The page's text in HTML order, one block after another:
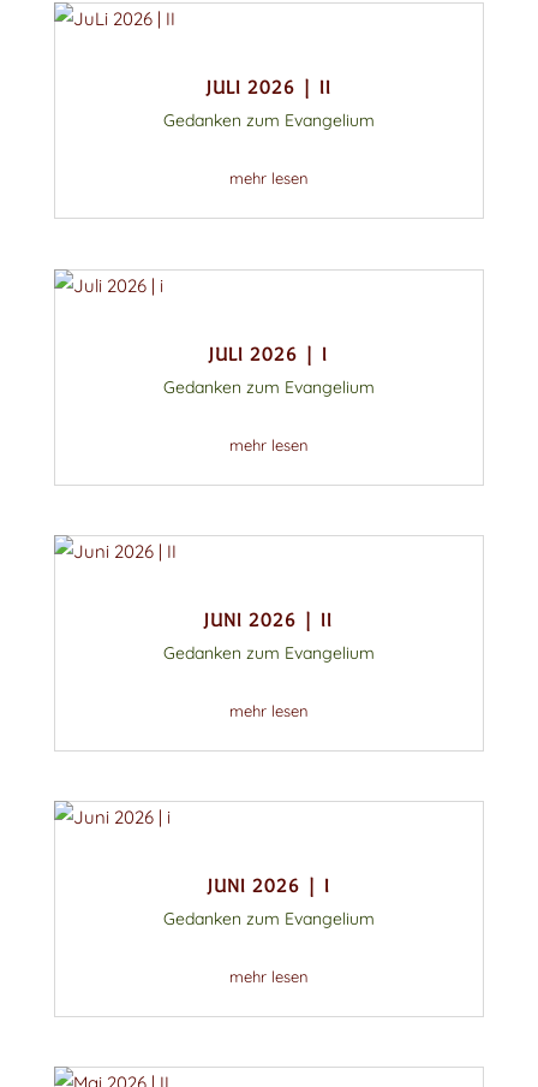
JULI 2026 | II
Gedanken zum Evangelium
mehr lesen
JULI 2026 | I
Gedanken zum Evangelium
mehr lesen
JUNI 2026 | II
Gedanken zum Evangelium
mehr lesen
JUNI 2026 | I
Gedanken zum Evangelium
mehr lesen